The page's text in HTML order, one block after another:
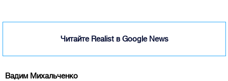
Читайте Realist в Google News
Вадим Михальченко